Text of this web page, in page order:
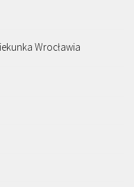
Wrocławia